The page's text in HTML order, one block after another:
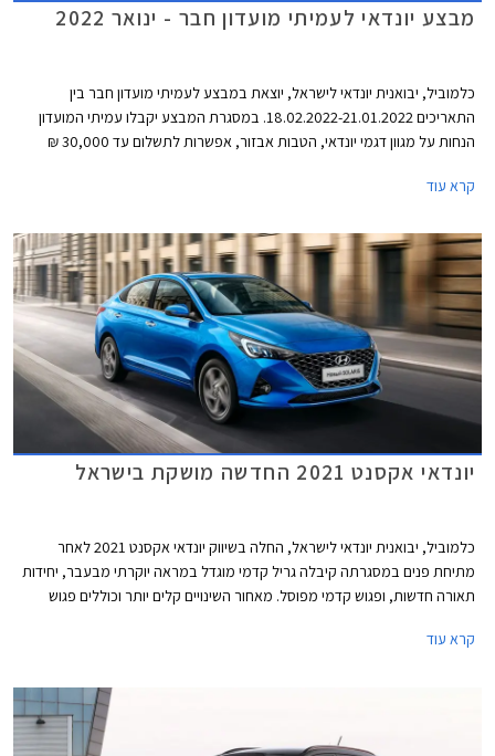
מבצע יונדאי לעמיתי מועדון חבר - ינואר 2022
כלמוביל, יבואנית יונדאי לישראל, יוצאת במבצע לעמיתי מועדון חבר בין
התאריכים 18.02.2022-21.01.2022. במסגרת המבצע יקבלו עמיתי המועדון
הנחות על מגוון דגמי יונדאי, הטבות אבזור, אפשרות לתשלום עד 30,000 ₪
ריבית אטרקטיביים. בנוסף תוצע הלוואה בתנאים מועדפים במסגרת תכנית
ייערך בכל אולמות התצוגה של יונדאי ברחבי הארץ.
קרא עוד
יונדאי אקסנט 2021 החדשה מושקת בישראל
כלמוביל, יבואנית יונדאי לישראל, החלה בשיווק יונדאי אקסנט 2021 לאחר
מתיחת פנים במסגרתה קיבלה גריל קדמי מוגדל במראה יוקרתי מבעבר, יחידות
תאורה חדשות, ופגוש קדמי מפוסל. מאחור השינויים קלים יותר וכוללים פגוש
קרא עוד